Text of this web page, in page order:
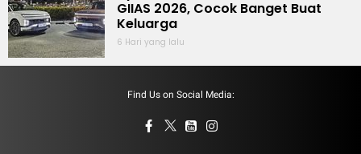
GIIAS 2026, Cocok Banget Buat
Keluarga
6 Hari yang lalu
Find Us on Social Media: